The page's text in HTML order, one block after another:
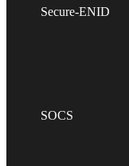
Secure-ENID
SOCS